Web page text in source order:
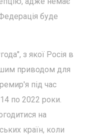
буде
з якої Росія в
приводом для
під час
по 2022 роки.
на
країн, коли